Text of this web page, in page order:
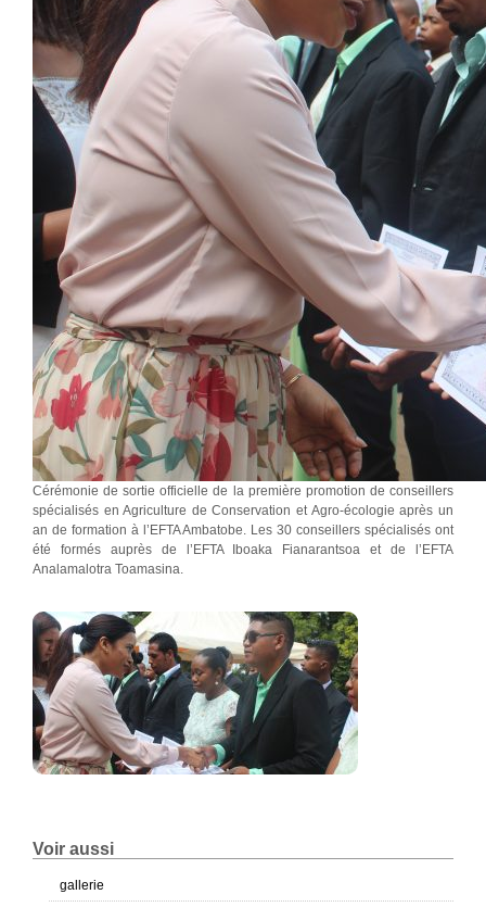
Cérémonie de sortie officielle de la première promotion de conseillers
spécialisés en Agriculture de Conservation et Agro-écologie après un
an de formation à l’EFTA Ambatobe. Les 30 conseillers spécialisés ont
été formés auprès de l’EFTA Iboaka Fianarantsoa et de l’EFTA
Analamalotra Toamasina.
Voir aussi
gallerie